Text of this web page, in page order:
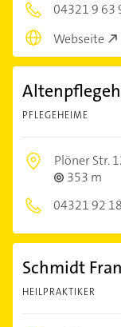
04321 9 63
Webseite
PFLEGEHEIME
Plöner Str.
353 m
04321 92 18
Schmidt
HEILPRAKTIKER